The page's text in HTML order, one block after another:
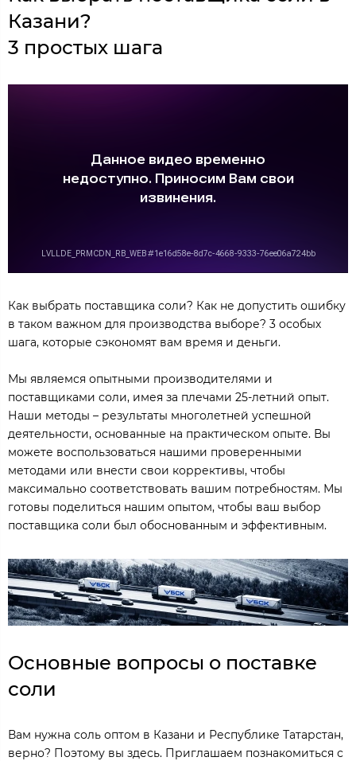
Казани?
3 простых шага
Как выбрать поставщика соли? Как не допустить ошибку
в таком важном для производства выборе? 3 особых
шага, которые сэкономят вам время и деньги.
Мы являемся опытными производителями и
поставщиками соли, имея за плечами 25-летний опыт.
Наши методы – результаты многолетней успешной
деятельности, основанные на практическом опыте. Вы
можете воспользоваться нашими проверенными
методами или внести свои коррективы, чтобы
максимально соответствовать вашим потребностям. Мы
готовы поделиться нашим опытом, чтобы ваш выбор
поставщика соли был обоснованным и эффективным.
Основные вопросы о поставке
соли
Вам нужна соль оптом в Казани и Республике Татарстан,
верно? Поэтому вы здесь. Приглашаем познакомиться с